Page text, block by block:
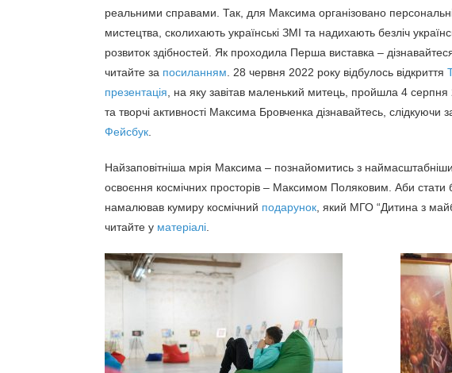
реальними справами. Так, для Максима організовано персональні
мистецтва, сколихають українські ЗМІ та надихають безліч
розвиток здібностей. Як проходила Перша виставка –
читайте за посиланням . 28 червня 2022 року відбулось відкриття
презентація , на яку завітав маленький митець, пройшла 4
та творчі активності Максима Бровченка дізнавайтесь,
Фейсбук
Найзаповітніша мрія Максима – познайомитись з
освоєння космічних просторів – Максимом Поляковим. Аби стати
намалював кумиру космічний подарунок , який МГО “Дитина з
читайте у матеріалі